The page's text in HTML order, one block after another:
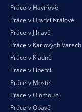
Práce v Havířově
Práce v Hradci Králové
Práce v Jihlavě
Práce v Karlových Varech
Práce v Kladně
Práce v Liberci
Práce v Mostě
Práce v Olomouci
Práce v Opavě